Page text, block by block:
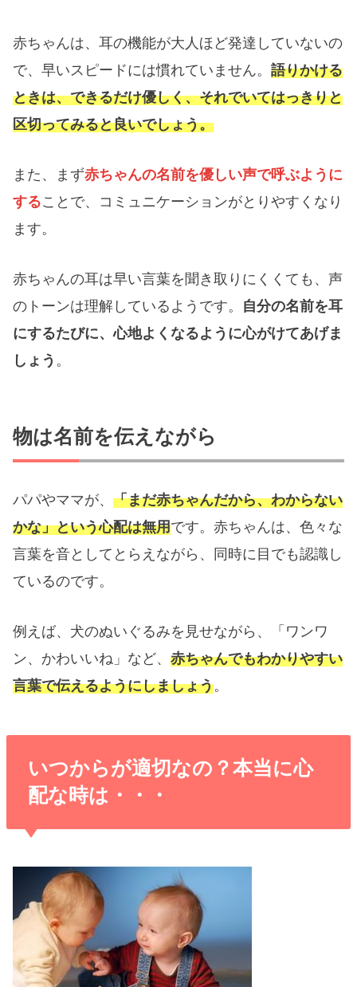
赤ちゃんは、耳の機能が大人ほど発達していないの
で、早いスピードには慣れていません。語りかける
ときは、できるだけ優しく、それでいてはっきりと
区切ってみると良いでしょう。
また、まず赤ちゃんの名前を優しい声で呼ぶように
することで、コミュニケーションがとりやすくなり
ます。
赤ちゃんの耳は早い言葉を聞き取りにくくても、声
のトーンは理解しているようです。 自分の名前を耳
にするたびに、心地よくなるように心がけてあげま
しょう 。
物は名前を伝えながら
パパやママが、「まだ赤ちゃんだから、わからない
かな」という心配は無用です。赤ちゃんは、色々な
言葉を音としてとらえながら、同時に目でも認識し
ているのです。
例えば、犬のぬいぐるみを見せながら、「ワンワ
ン、かわいいね」など、赤ちゃんでもわかりやすい
言葉で伝えるようにしましょう。
いつからが適切なの？本当に心
配な時は・・・